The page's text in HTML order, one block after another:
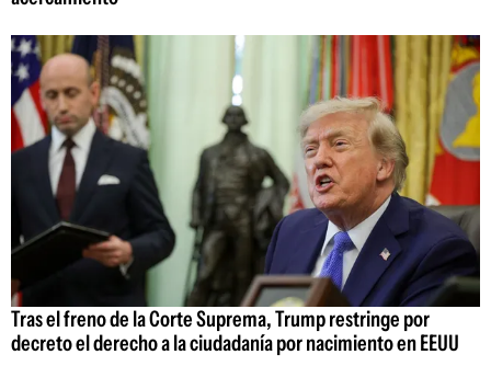
Tras el freno de la Corte Suprema, Trump restringe por
decreto el derecho a la ciudadanía por nacimiento en EEUU